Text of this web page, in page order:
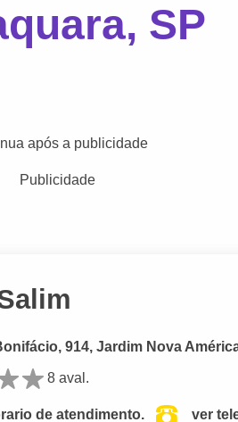
SP
após a publicidade
Publicidade
914, Jardim Nova
8 aval.
de atendimento. ver